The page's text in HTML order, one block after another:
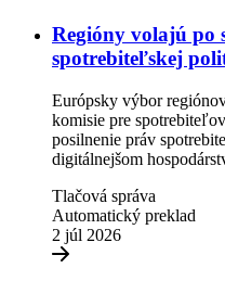
Regióny volajú po
spotrebiteľskej
Európsky výbor
komisie pre
posilnenie práv
digitálnejšom
Tlačová správa
Automatický preklad
2 júl 2026